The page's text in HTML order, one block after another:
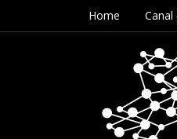
Home Canal